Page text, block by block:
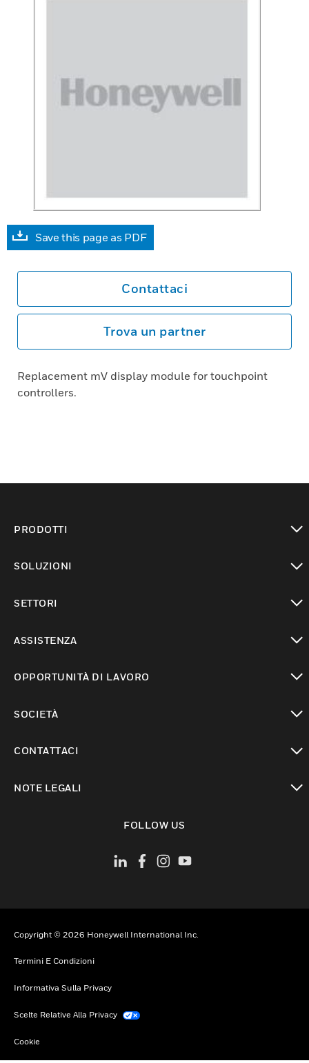
Save this page as PDF
Contattaci
Trova un partner
Replacement mV display module for touchpoint
controllers.
PRODOTTI
SOLUZIONI
SETTORI
ASSISTENZA
OPPORTUNITÀ DI LAVORO
SOCIETÀ
CONTATTACI
NOTE LEGALI
FOLLOW US
Copyright © 2026 Honeywell International Inc.
Termini E Condizioni
Informativa Sulla Privacy
Scelte Relative Alla Privacy
Cookie